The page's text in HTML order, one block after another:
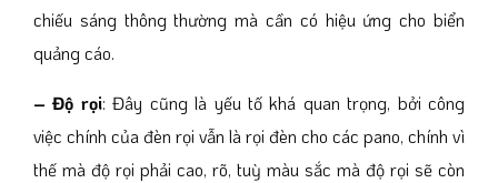
chiếu sáng thông thường mà cần có hiệu ứng cho biển
quảng cáo.
– Độ rọi: Đây cũng là yếu tố khá quan trọng, bởi công
việc chính của đèn rọi vẫn là rọi đèn cho các pano, chính vì
thế mà độ rọi phải cao, rõ, tuỳ màu sắc mà độ rọi sẽ còn